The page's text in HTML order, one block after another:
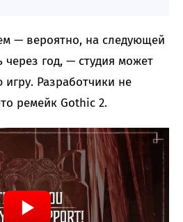
— вероятно, на следующей
через год, — студия может
Разработчики не
ремейк Gothic 2.